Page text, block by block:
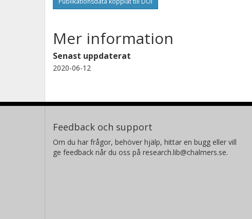
Mer information
Senast uppdaterat
2020-06-12
Feedback och support
Om du har frågor, behöver hjälp, hittar en bugg eller vill
ge feedback når du oss på research.lib@chalmers.se.